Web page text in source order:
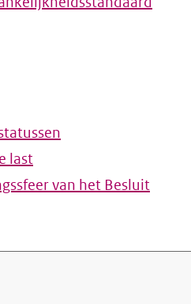
last
van het Besluit